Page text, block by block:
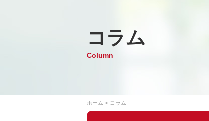
コラム
Column
ホーム コラム